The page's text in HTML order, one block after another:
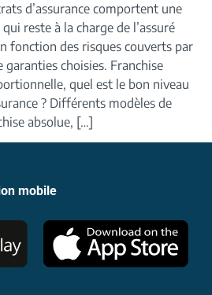
d’assurance comportent une
reste à la charge de l’assuré
fonction des risques couverts par
garanties choisies. Franchise
quel est le bon niveau
? Différents modèles de
absolue, […]
mobile